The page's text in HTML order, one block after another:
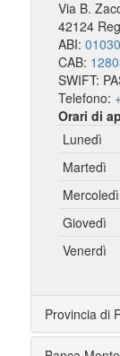
Via B.
42124
ABI: 01030
CAB:
SWIFT:
Telefono:
Orari di
Lunedì
Martedì
Mercoledì
Giovedì
Venerdì
Provincia di